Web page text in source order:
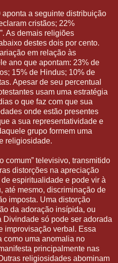
a seguinte distribuição
cristãos; 22%
As demais religiões
destes dois por cento.
em relação às
ano que apontam: 23% de
15% de Hindus; 10% de
Apesar de seu percentual
usam uma estratégia
o que faz com que sua
onde estão presentes
a sua representatividade e
grupo formem uma
religiosidade.
comum” televisivo, transmitido
distorções na apreciação
espiritualidade e pode vir à
até mesmo, discriminação de
imposta. Uma distorção
da adoração insípida, ou
Divindade só pode ser adorada
improvisação verbal. Essa
como uma anomalia no
principalmente nas
religiosidades abominam